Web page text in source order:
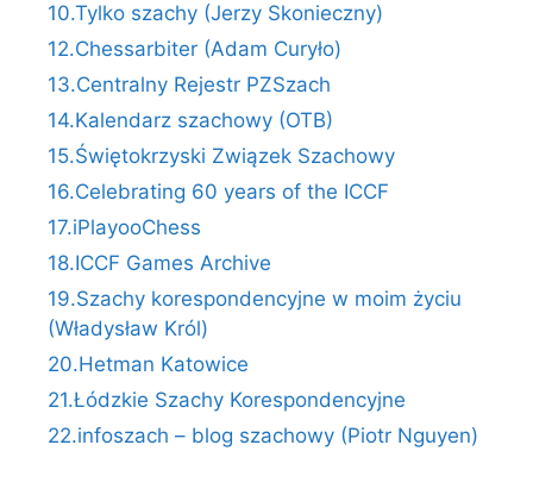
10.Tylko szachy (Jerzy Skonieczny)
12.Chessarbiter (Adam Curyło)
13.Centralny Rejestr PZSzach
14.Kalendarz szachowy (OTB)
15.Świętokrzyski Związek Szachowy
16.Celebrating 60 years of the ICCF
17.iPlayooChess
18.ICCF Games Archive
19.Szachy korespondencyjne w moim życiu
(Władysław Król)
20.Hetman Katowice
21.Łódzkie Szachy Korespondencyjne
22.infoszach – blog szachowy (Piotr Nguyen)